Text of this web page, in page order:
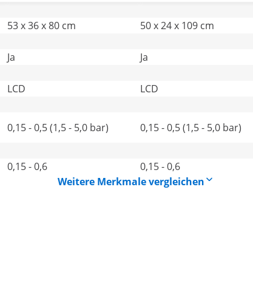
53 x 36 x 80 cm 50 x 24 x 109 cm
Ja Ja
LCD LCD
0,15 - 0,5 (1,5 - 5,0 bar) 0,15 - 0,5 (1,5 - 5,0 bar)
0,15 - 0,6 0,15 - 0,6
Weitere Merkmale vergleichen